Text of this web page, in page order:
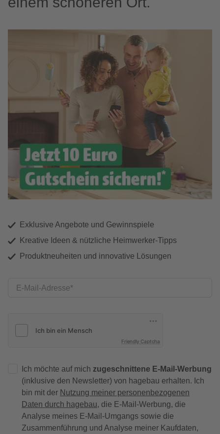
Exklusive Angebote und Gewinnspiele
Kreative Ideen & nützliche Heimwerker-Tipps
Produktneuheiten und innovative Lösungen
E-Mail-Adresse
Friendly Captcha
Ich möchte auf mich zugeschnittene E-Mail-Werbung
(inklusive den Newsletter) von hagebau erhalten. Ich
bin mit der Nutzung meiner personenbezogenen
Daten durch hagebau, die E-Mail-Werbung, die
Analyse meines E-Mail-Umgangs sowie die
Zusammenführung und Analyse meiner Kaufdaten,